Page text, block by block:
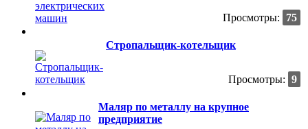
Просмотры: 75
Стропальщик-котельщик
Просмотры: 9
Маляр по металлу на крупное
предприятие